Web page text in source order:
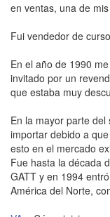
en ventas, una de
Fui vendedor de
En el año de 1990
invitado por un
que estaba muy
En la mayor parte
importar debido a
esto en el mercado
Fue hasta la década
GATT y en 1994
América del Norte,